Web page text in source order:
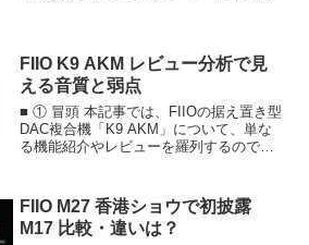
FIIO K9 AKM レビュー分析で見
える音質と弱点
■ ① 冒頭 本記事では、FIIOの据え置き型
DAC複合機「K9 AKM」について、単な
る機能紹介やレビューを羅列するのでは
します。結論としてK9 AKMは、「従来
のモ...
FIIO M27 香港ショウで初披露
M17 比較・違いは？